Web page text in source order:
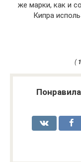
же марки, как и
Кипра
( 1